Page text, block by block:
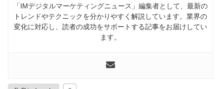
「IMデジタルマーケティングニュース」編集者として、最新の
トレンドやテクニックを分かりやすく解説しています。業界の
変化に対応し、読者の成功をサポートする記事をお届けしてい
ます。